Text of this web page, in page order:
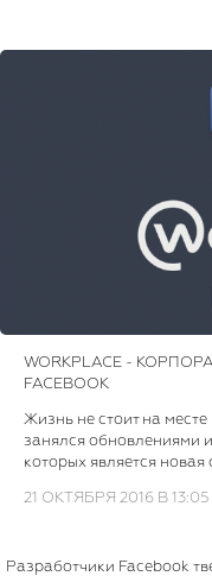
WORKPLACE -
FACEBOOK
Жизнь не стоит на
занялся обновлениями
которых является
21 ОКТЯБРЯ 2016 В 13:05
Разработчики Facebook